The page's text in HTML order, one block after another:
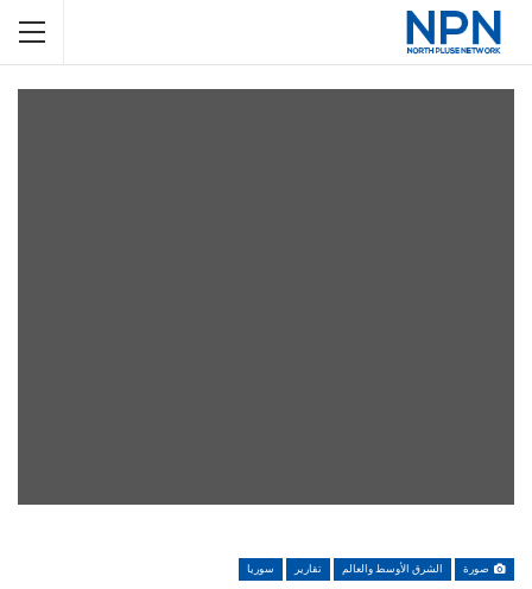
صورة الشرق الأوسط والعالم تقارير سوريا